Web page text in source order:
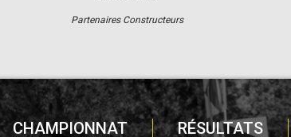
Partenaires Constructeurs
CHAMPIONNAT RÉSULTATS